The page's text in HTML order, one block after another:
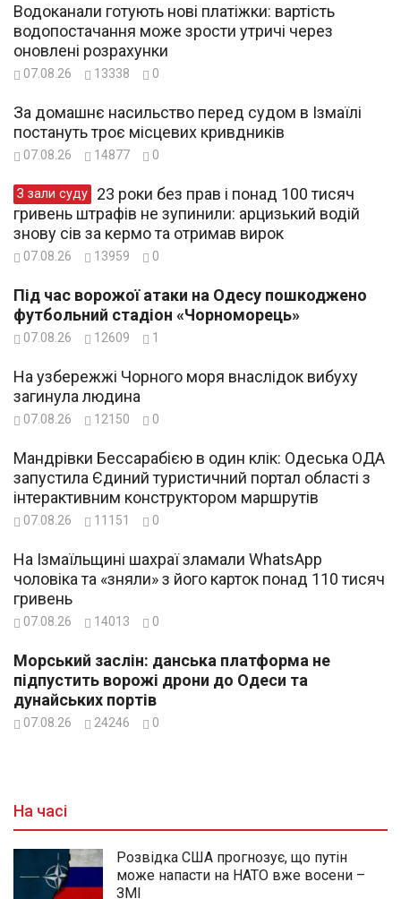
Водоканали готують нові платіжки: вартість
водопостачання може зрости утричі через
оновлені розрахунки
07.08.26 13338 0
За домашнє насильство перед судом в Ізмаїлі
постануть троє місцевих кривдників
07.08.26 14877 0
З зали суду
гривень штрафів не зупинили: арцизький водій
знову сів за кермо та отримав вирок
07.08.26 13959 0
Під час ворожої атаки на Одесу пошкоджено
футбольний стадіон «Чорноморець»
07.08.26 12609 1
На узбережжі Чорного моря внаслідок вибуху
загинула людина
07.08.26 12150 0
Мандрівки Бессарабією в один клік: Одеська ОДА
запустила Єдиний туристичний портал області з
інтерактивним конструктором маршрутів
07.08.26 11151 0
На Ізмаїльщині шахраї зламали WhatsApp
чоловіка та «зняли» з його карток понад 110 тисяч
гривень
07.08.26 14013 0
Морський заслін: данська платформа не
підпустить ворожі дрони до Одеси та
дунайських портів
07.08.26 24246 0
На часі
Розвідка США прогнозує, що путін
може напасти на НАТО вже восени –
ЗМІ